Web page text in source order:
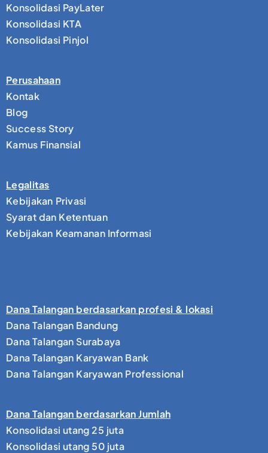
Konsolidasi PayLater
Konsolidasi KTA
Konsolidasi Pinjol
Perusahaan
Kontak
Blog
Success Story
Kamus Finansial
Legalitas
Kebijakan Privasi
Syarat dan Ketentuan
Kebijakan Keamanan Informasi
Dana Talangan berdasarkan profesi & lokasi
Dana Talangan Bandung
Dana Talangan Surabaya
Dana Talangan Karyawan Bank
Dana Talangan Karyawan Professional
Dana Talangan berdasarkan Jumlah
Konsolidasi utang 25 juta
Konsolidasi utang 50 juta